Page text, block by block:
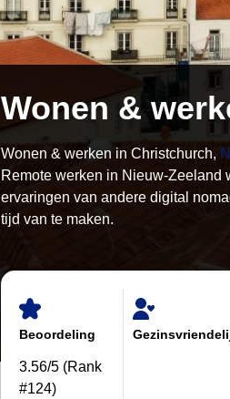
Wonen &
Wonen & werken in Christchurch,
Remote werken in Nieuw-Zeeland
ervaringen van andere digital
tijd van te maken.
Beoordeling
3.56/5 (Rank
#124)